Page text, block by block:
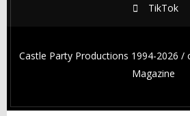
TikTok
Castle Party Productions 1994-2026 /
Magazine